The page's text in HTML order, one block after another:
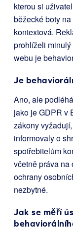
kterou si
běžecké boty
kontextová.
prohlíželi
webu je
Je
Ano, ale
jako je GDPR v
zákony
informovaly o
spotřebitelům
včetně práva na
ochrany
nezbytné.
Jak se měří